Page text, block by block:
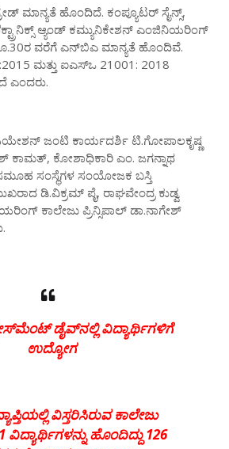
ಮಾನ್ಯತೆ ಹೊಂದಿದೆ. ಕಂಪ್ಯೂಟರ್ ಸೈನ್ಸ್,
ಆ್ಯಂಡ್ ಕಮ್ಯುನಿಕೇಶನ್ ಎಂಜಿನಿಯರಿಂಗ್
.30ರ ವರೆಗೆ ಎನ್ಬಿಎ ಮಾನ್ಯತೆ ಹೊಂದಿವೆ.
ಮತ್ತು ಐಎಸ್ಒ 21001: 2018
ಎಂದರು.
ಜಂಟಿ ಕಾರ್ಯದರ್ಶಿ ಟಿ.ಗೋಪಾಲಕೃಷ್ಣ
ಕಾಮತ್, ಕೋಶಾಧಿಕಾರಿ ಎಂ. ಜಗನ್ನಾಥ
ಸಂಸ್ಥೆಗಳ ಸಂಯೋಜಕ ಬಸ್ತಿ
ಡಿ.ವಿಕ್ರಮ್ ಪೈ, ರಾಘವೇಂದ್ರ ಕುಡ್ವ
ಕಾಲೇಜು ಪ್ರಿನ್ಸಿಪಾಲ್ ಡಾ.ನಾಗೇಶ್
.
ಮೆಂಟ್ಡೈವ್ನಲ್ಲಿ ವಿದ್ಯಾರ್ಥಿಗಳಿಗೆ
ಉದ್ಯೋಗ
ವಿಸ್ತರಿಸಿರುವ ಕಾಲೇಜು
ವಿದ್ಯಾರ್ಥಿಗಳನ್ನು ಹೊಂದಿದ್ದು126